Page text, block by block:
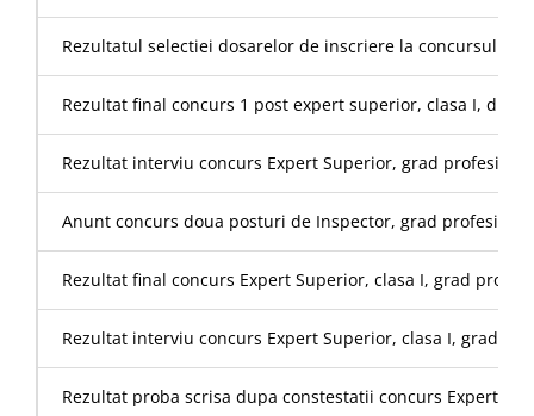
Rezultatul selectiei dosarelor de inscriere la concursul
Rezultat final concurs 1 post expert superior, clasa I, din
Rezultat interviu concurs Expert Superior, grad
Anunt concurs doua posturi de Inspector, grad
Rezultat final concurs Expert Superior, clasa I, grad
Rezultat interviu concurs Expert Superior, clasa I, grad
Rezultat proba scrisa dupa constestatii concurs Expert